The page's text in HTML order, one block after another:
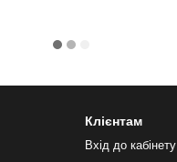
Клієнтам
Вхід до кабінету